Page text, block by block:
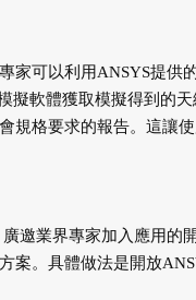
家可以利用ANSYS提
擬軟體獲取模擬得到的
規格要求的報告。這讓
邀業界專家加入應用的
。具體做法是開放